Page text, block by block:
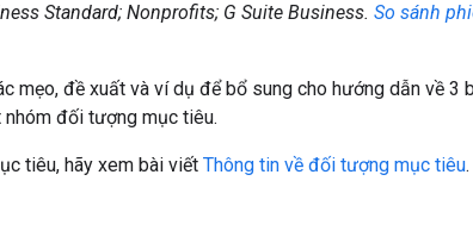
Standard; Nonprofits; G Suite Business. So sánh
mẹo, đề xuất và ví dụ để bổ sung cho hướng dẫn về 3
đối tượng mục tiêu.
tiêu, hãy xem bài viết Thông tin về đối tượng mục tiêu.